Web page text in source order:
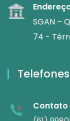
SGAN –
74 -
Telefones
Contato